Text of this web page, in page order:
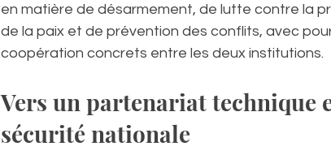
en matière de désarmement, de lutte contre la
de la paix et de prévention des conflits, avec
coopération concrets entre les deux institutions.
Vers un partenariat technique
sécurité nationale